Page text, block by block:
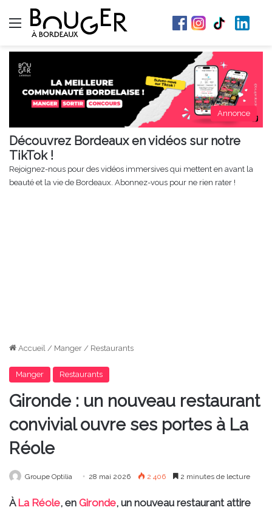
Menu
Annonce
Découvrez Bordeaux en vidéos sur notre
TikTok !
Rejoignez-nous pour des vidéos immersives qui mettent en avant la
beauté et la vie de Bordeaux. Abonnez-vous pour ne rien rater !
Accueil / Manger / Restaurants
Manger Restaurants
Gironde : un nouveau restaurant
convivial ouvre ses portes à La
Réole
Groupe Optilia 28 mai 2026 2 406 2 minutes de lecture
À La Réole, en Gironde, un nouveau restaurant attire